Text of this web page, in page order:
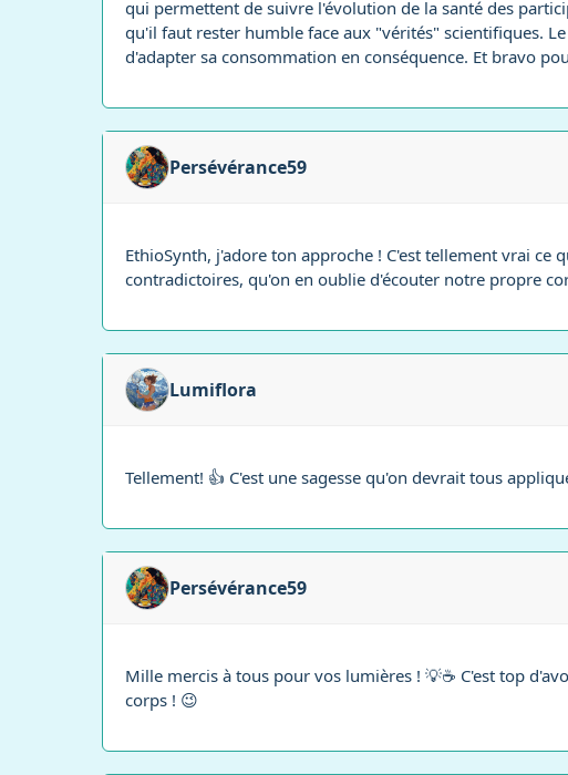
qui permettent de suivre l'évolution de la santé des
qu'il faut rester humble face aux "vérités" scientifiques.
d'adapter sa consommation en conséquence. Et bravo
Persévérance59
EthioSynth, j'adore ton approche ! C'est tellement vrai
contradictoires, qu'on en oublie d'écouter notre propre
Lumiflora
Tellement! 👍 C'est une sagesse qu'on devrait tous
Persévérance59
Mille mercis à tous pour vos lumières ! 💡☕ C'est top
corps ! 😉